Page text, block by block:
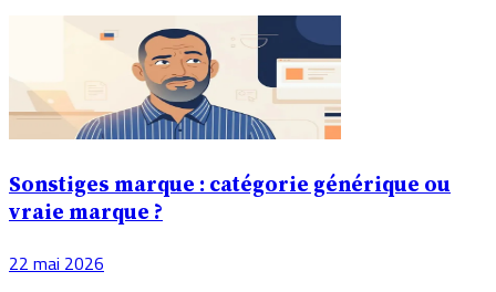
Sonstiges marque : catégorie générique ou
vraie marque ?
22 mai 2026